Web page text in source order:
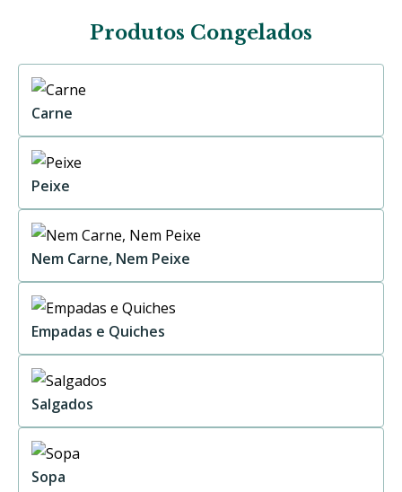
Produtos Congelados
Carne
Peixe
Nem Carne, Nem Peixe
Empadas e Quiches
Salgados
Sopa